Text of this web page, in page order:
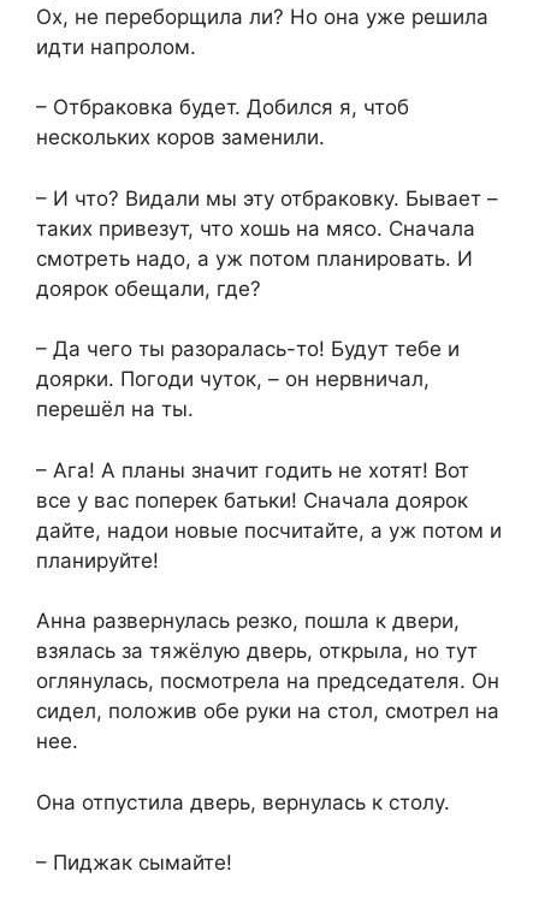
Ох, не переборщила ли? Но она уже решила
идти напролом.
– Отбраковка будет. Добился я, чтоб
нескольких коров заменили.
– И что? Видали мы эту отбраковку. Бывает –
таких привезут, что хошь на мясо. Сначала
смотреть надо, а уж потом планировать. И
доярок обещали, где?
– Да чего ты разоралась-то! Будут тебе и
доярки. Погоди чуток, – он нервничал,
перешёл на ты.
– Ага! А планы значит годить не хотят! Вот
все у вас поперек батьки! Сначала доярок
дайте, надои новые посчитайте, а уж потом и
планируйте!
Анна развернулась резко, пошла к двери,
взялась за тяжёлую дверь, открыла, но тут
оглянулась, посмотрела на председателя. Он
сидел, положив обе руки на стол, смотрел на
нее.
Она отпустила дверь, вернулась к столу.
– Пиджак сымайте!